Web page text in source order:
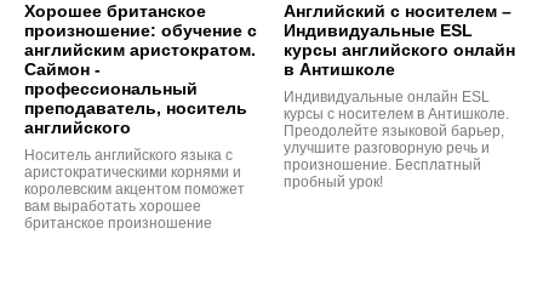
Хорошее британское
произношение: обучение с
английским аристократом.
Саймон -
профессиональный
преподаватель, носитель
английского
Носитель английского языка с
аристократическими корнями и
королевским акцентом поможет
вам выработать хорошее
британское произношение
Английский с носителем –
Индивидуальные ESL
курсы английского онлайн
в Антишколе
Индивидуальные онлайн ESL
курсы с носителем в Антишколе.
Преодолейте языковой барьер,
улучшите разговорную речь и
произношение. Бесплатный
пробный урок!